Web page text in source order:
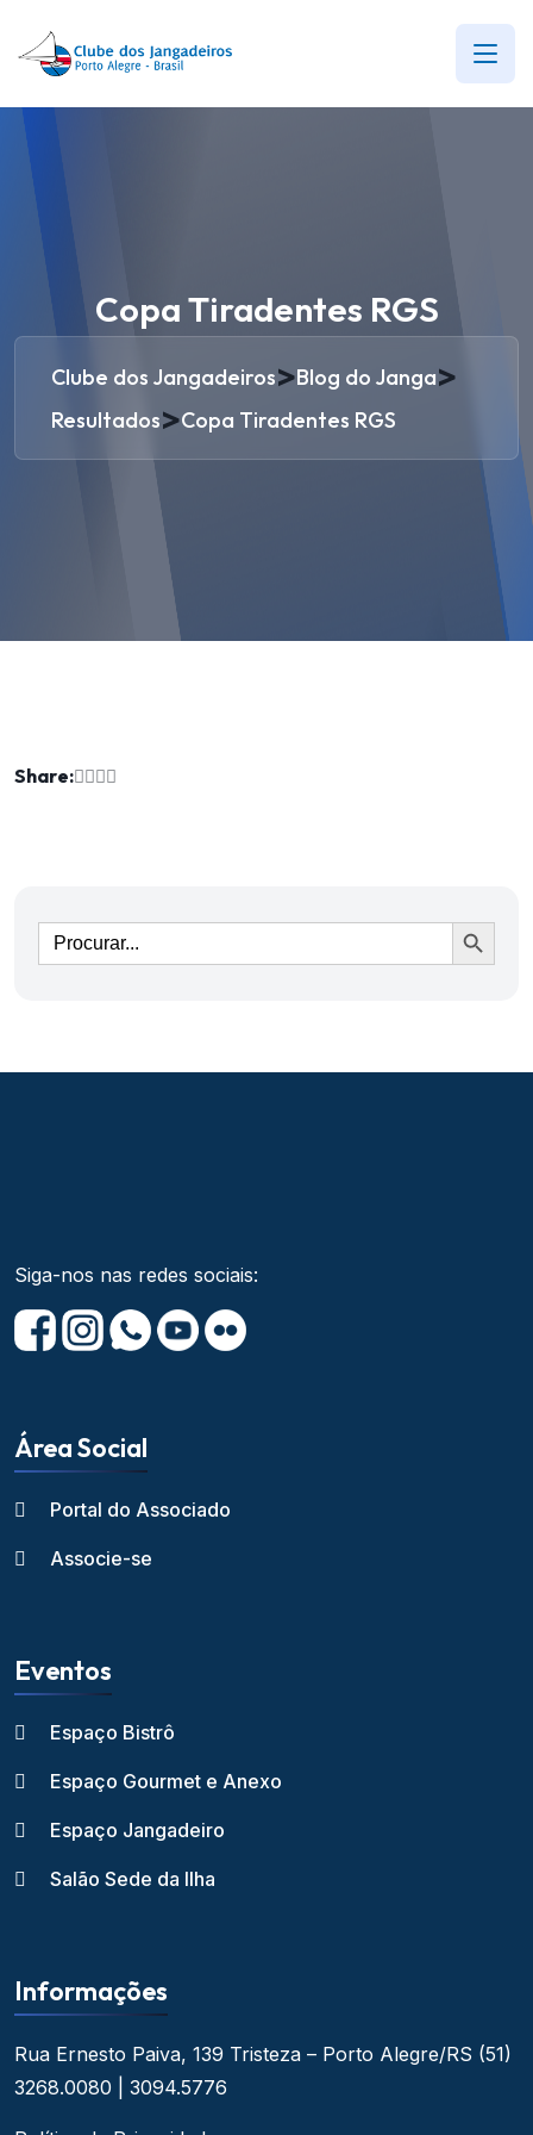
Copa Tiradentes RGS
Clube dos Jangadeiros>Blog do Janga>
Resultados>Copa Tiradentes RGS
Share:
Ir
Siga-nos nas redes sociais:
Área Social
Portal do Associado
Associe-se
Eventos
Espaço Bistrô
Espaço Gourmet e Anexo
Espaço Jangadeiro
Salão Sede da Ilha
Informações
Rua Ernesto Paiva, 139 Tristeza – Porto Alegre/RS (51)
3268.0080 | 3094.5776